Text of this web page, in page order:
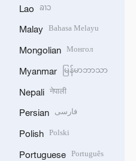
Lao ລາວ
Malay Bahasa Melayu
Mongolian Монгол
Myanmar မြန်မာဘာသာ
Nepali नेपाली
Persian فارسی
Polish Polski
Portuguese Português